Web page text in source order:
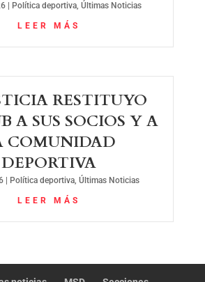
Política deportiva,Últimas Noticias
LEER MÁS
RESTITUYO
A SUS SOCIOS Y A
COMUNIDAD
DEPORTIVA
| Política deportiva, Últimas Noticias
LEER MÁS